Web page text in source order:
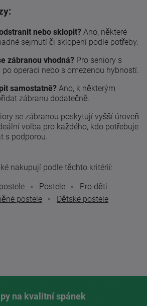
nebo sklopit? Ano, některé
sejmutí či sklopení podle potřeby.
zábranou vhodná? Pro seniory s
operaci nebo s omezenou hybností.
samostatně? Ano, k některým
zábranu dodatečně.
se zábranou poskytují vyšší úroveň
volba pro každého, kdo potřebuje
s podporou.
nakupují podle těchto kritérií:
Postele
Pro děti
postele
Dětské postele
na kvalitní spánek